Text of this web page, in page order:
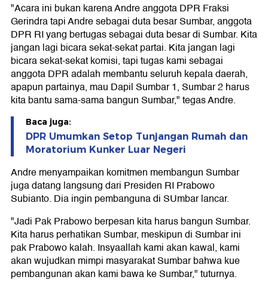
"Acara ini bukan karena Andre anggota DPR Fraksi
Gerindra tapi Andre sebagai duta besar Sumbar, anggota
DPR RI yang bertugas sebagai duta besar di Sumbar. Kita
jangan lagi bicara sekat-sekat partai. Kita jangan lagi
bicara sekat-sekat komisi, tapi tugas kami sebagai
anggota DPR adalah membantu seluruh kepala daerah,
apapun partainya, mau Dapil Sumbar 1, Sumbar 2 harus
kita bantu sama-sama bangun Sumbar," tegas Andre.
Baca juga:
DPR Umumkan Setop Tunjangan Rumah dan
Moratorium Kunker Luar Negeri
Andre menyampaikan komitmen membangun Sumbar
juga datang langsung dari Presiden RI Prabowo
Subianto. Dia ingin pembanguna di SUmbar lancar.
"Jadi Pak Prabowo berpesan kita harus bangun Sumbar.
Kita harus perhatikan Sumbar, meskipun di Sumbar ini
pak Prabowo kalah. Insyaallah kami akan kawal, kami
akan wujudkan mimpi masyarakat Sumbar bahwa kue
pembangunan akan kami bawa ke Sumbar," tuturnya.